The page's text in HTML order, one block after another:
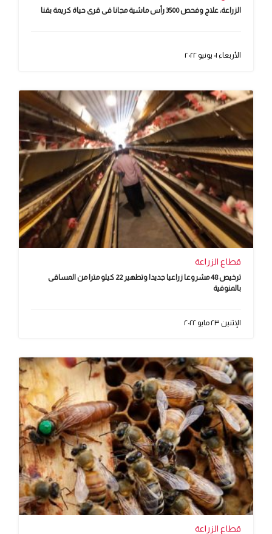
الزراعة: علاج وفحص 3500 رأس ماشية مجانا فى قرى حياة كريمة بقنا
الأربعاء ٠١ يونيو ٢٠٢٢
قطاع الزراعة
ترخيص 48 مشروعا زراعيا جديدا وتطهير 22 كيلو مترا من المساقى
بالمنوفية
الإثنين ٢٣ مايو ٢٠٢٢
قطاع الزراعة